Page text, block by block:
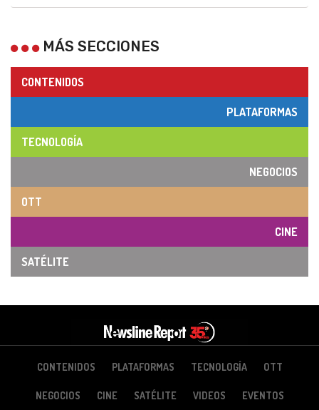
MÁS SECCIONES
CONTENIDOS
PLATAFORMAS
TECNOLOGÍA
NEGOCIOS
OTT
CINE
SATÉLITE
CONTENIDOS PLATAFORMAS TECNOLOGÍA OTT
NEGOCIOS CINE SATÉLITE VIDEOS EVENTOS